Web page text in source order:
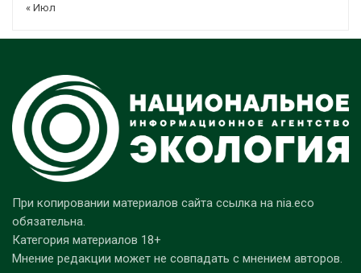
« Июл
При копировании материалов сайта ссылка на nia.eco
обязательна.
Категория материалов 18+
Мнение редакции может не совпадать с мнением авторов.